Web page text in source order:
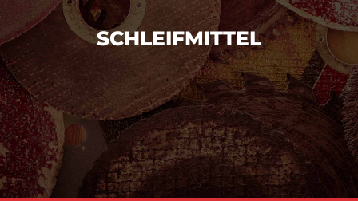
SCHLEIFMITTEL